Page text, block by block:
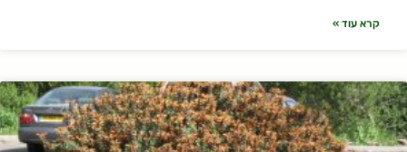
קרא עוד »